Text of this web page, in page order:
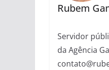
Rubem
Servidor
da Agência